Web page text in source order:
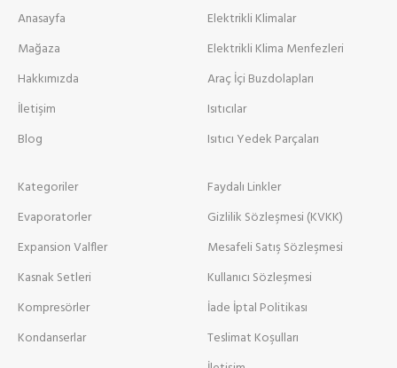
Anasayfa
Mağaza
Hakkımızda
İletişim
Blog
Elektrikli Klimalar
Elektrikli Klima Menfezleri
Araç İçi Buzdolapları
Isıtıcılar
Isıtıcı Yedek Parçaları
Kategoriler
Evaporatorler
Expansion Valfler
Kasnak Setleri
Kompresörler
Kondanserlar
Faydalı Linkler
Gizlilik Sözleşmesi (KVKK)
Mesafeli Satış Sözleşmesi
Kullanıcı Sözleşmesi
İade İptal Politikası
Teslimat Koşulları